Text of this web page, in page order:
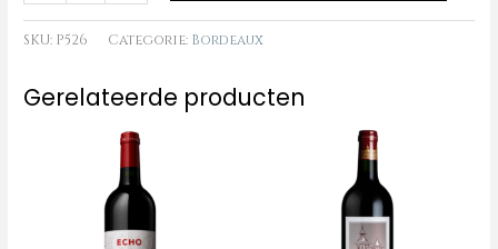
SKU: P526 Categorie: Bordeaux
Gerelateerde producten